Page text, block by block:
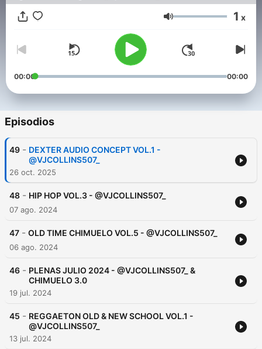
Volumen 1 x
00:00 00:00
Episodios
49 - DEXTER AUDIO CONCEPT VOL.1 -
@VJCOLLINS507_
26 oct. 2025
48 - HIP HOP VOL.3 - @VJCOLLINS507_
07 ago. 2024
47 - OLD TIME CHIMUELO VOL.5 - @VJCOLLINS507_
06 ago. 2024
46 - PLENAS JULIO 2024 - @VJCOLLINS507_ &
CHIMUELO 3.0
19 jul. 2024
45 - REGGAETON OLD & NEW SCHOOL VOL.1 -
@VJCOLLINS507_
13 jul. 2024